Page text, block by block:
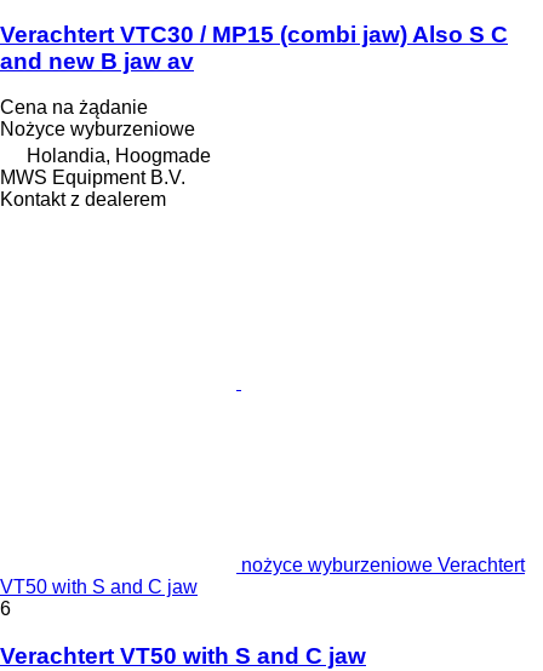
Verachtert VTC30 / MP15 (combi jaw) Also S C
and new B jaw av
Cena na żądanie
Nożyce wyburzeniowe
Holandia, Hoogmade
MWS Equipment B.V.
Kontakt z dealerem
nożyce wyburzeniowe Verachtert
VT50 with S and C jaw
6
Verachtert VT50 with S and C jaw